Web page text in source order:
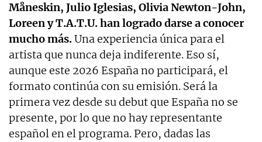
Måneskin, Julio Iglesias, Olivia Newton-John,
Loreen y T.A.T.U. han logrado darse a conocer
mucho más.Una experiencia única para el
artista que nunca deja indiferente. Eso sí,
aunque este 2026 España no participará, el
formato continúa con su emisión. Será la
primera vez desde su debut que España no se
presente, por lo que no hay representante
español en el programa. Pero, dadas las